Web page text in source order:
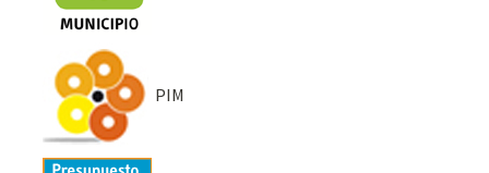
PIM